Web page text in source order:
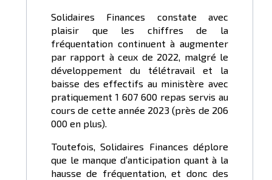
Solidaires Finances constate avec
plaisir que les chiffres de la
fréquentation continuent à augmenter
par rapport à ceux de 2022, malgré le
développement du télétravail et la
baisse des effectifs au ministère avec
pratiquement 1 607 600 repas servis au
cours de cette année 2023 (près de 206
000 en plus).
Toutefois, Solidaires Finances déplore
que le manque d’anticipation quant à la
hausse de fréquentation, et donc des